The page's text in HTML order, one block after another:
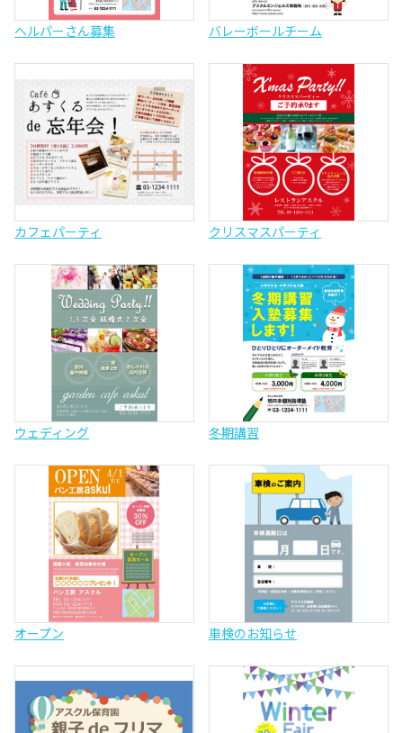
ヘルパーさん募集 バレーボールチーム
カフェパーティ クリスマスパーティ
ウェディング 冬期講習
オープン 車検のお知らせ